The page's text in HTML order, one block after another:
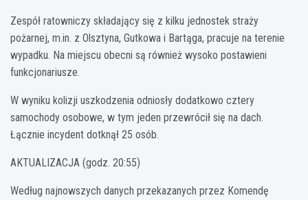
Zespół ratowniczy składający się z kilku jednostek straży
pożarnej, m.in. z Olsztyna, Gutkowa i Bartąga, pracuje na terenie
wypadku. Na miejscu obecni są również wysoko postawieni
funkcjonariusze.
W wyniku kolizji uszkodzenia odniosły dodatkowo cztery
samochody osobowe, w tym jeden przewrócił się na dach.
Łącznie incydent dotknął 25 osób.
AKTUALIZACJA (godz. 20:55)
Według najnowszych danych przekazanych przez Komendę